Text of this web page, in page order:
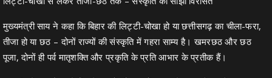
मुख्यमंत्री साय ने कहा कि बिहार की लिट्टी-चोखा हो या छत्तीसगढ़ का चीला-फरा,
तीजा हो या छठ – दोनों राज्यों की संस्कृति में गहरा साम्य है। खमरछठ और छठ
पूजा, दोनों ही पर्व मातृशक्ति और प्रकृति के प्रति आभार के प्रतीक हैं।